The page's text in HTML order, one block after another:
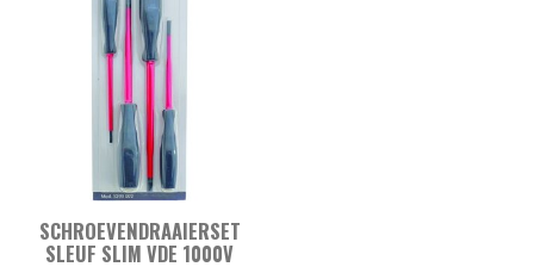
SCHROEVENDRAAIERSET
SLEUF SLIM VDE 1000V